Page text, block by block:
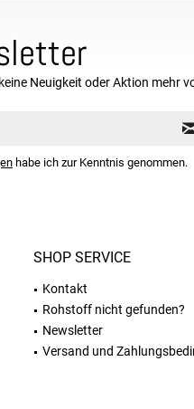
Neuigkeit oder Aktion mehr
habe ich zur Kenntnis genommen.
SHOP SERVICE
Kontakt
Rohstoff nicht gefunden?
Newsletter
Versand und